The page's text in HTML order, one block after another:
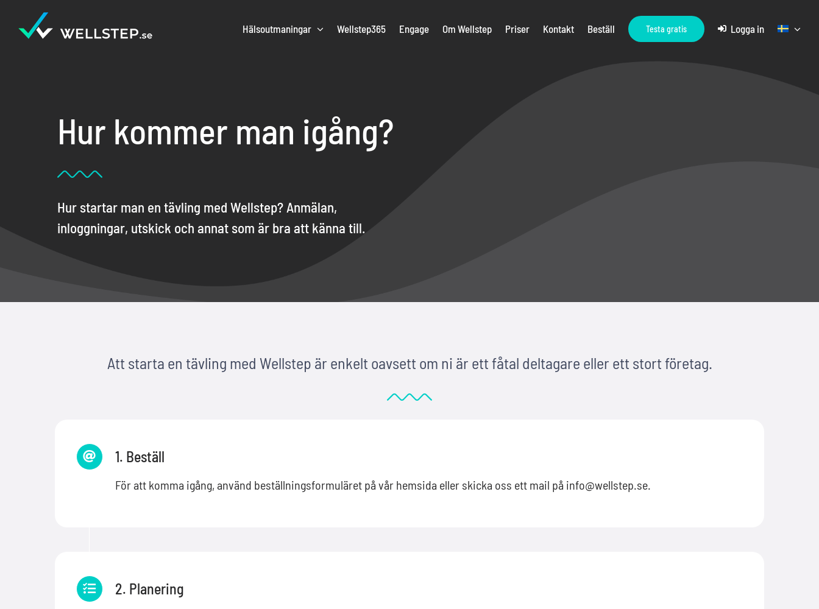
Hälsoutmaningar Wellstep365 Engage Om Wellstep Priser Kontakt Beställ Testa gratis Logga in
Hur kommer man igång?
Hur startar man en tävling med Wellstep? Anmälan,
inloggningar, utskick och annat som är bra att känna till.
Att starta en tävling med Wellstep är enkelt oavsett om ni är ett fåtal deltagare eller ett stort företag.
1. Beställ
För att komma igång, använd beställningsformuläret på vår hemsida eller skicka oss ett mail på info@wellstep.se.
2. Planering